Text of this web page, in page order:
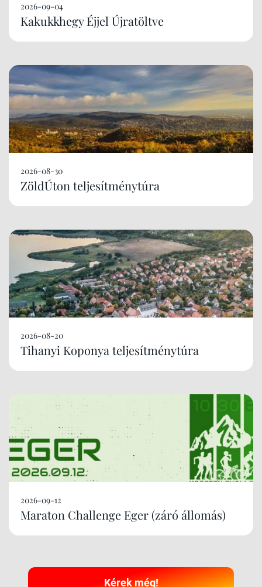
2026-09-04
Kakukkhegy Éjjel Újratöltve
2026-08-30
ZöldÚton teljesítménytúra
2026-08-20
Tihanyi Koponya teljesítménytúra
2026-09-12
Maraton Challenge Eger (záró állomás)
Kérek még!